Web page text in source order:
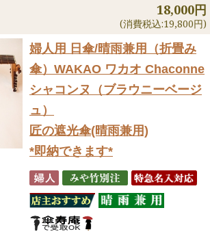
18,000円
(消費税込:19,800円)
婦人用 日傘/晴雨兼用（折畳み
傘） WAKAO ワカオ Chaconne
シャコンヌ（ブラウニーベージ
ュ）
匠の遮光傘(晴雨兼用)
*即納できます*